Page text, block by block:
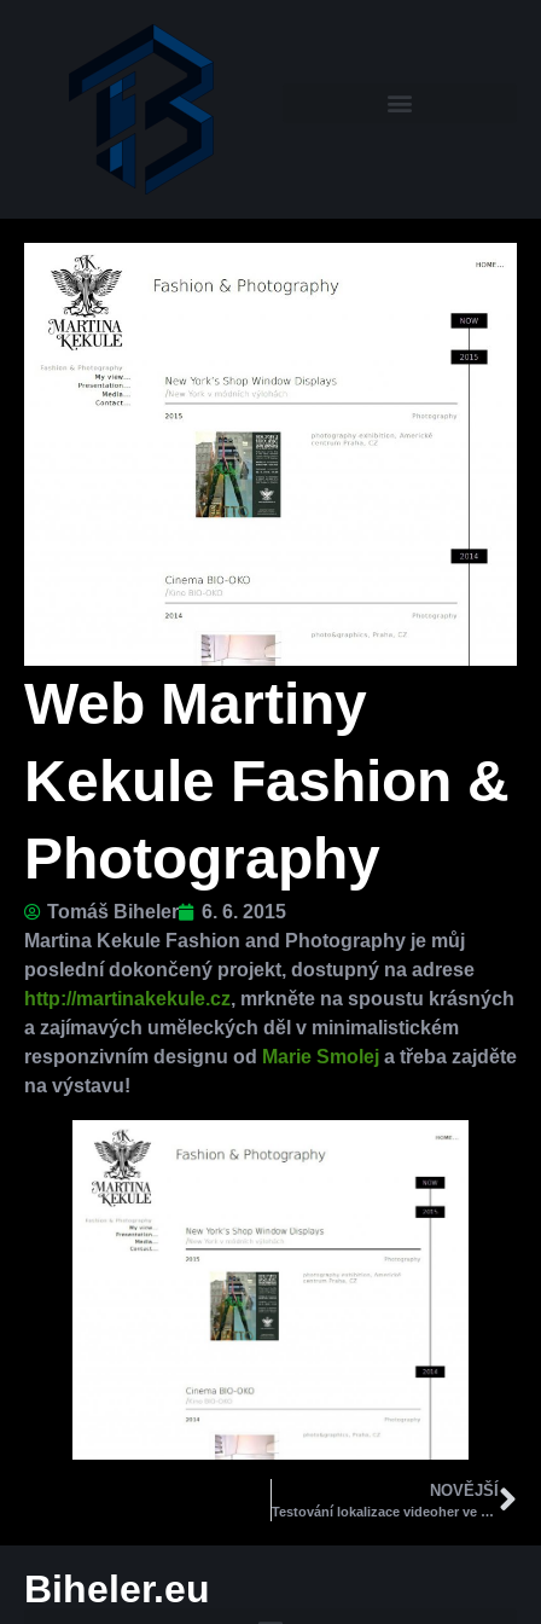
Web Martiny
Kekule Fashion &
Photography
Tomáš Biheler
6. 6. 2015
Martina Kekule Fashion and Photography je můj
poslední dokončený projekt, dostupný na adrese
http://martinakekule.cz, mrkněte na spoustu krásných
a zajímavých uměleckých děl v minimalistickém
responzivním designu od Marie Smolej a třeba zajděte
na výstavu!
NOVĚJŠÍ
Testování lokalizace videoher ve Varšavě pro Roboto.pl
Biheler.eu